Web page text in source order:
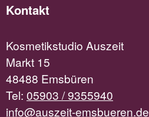
Kontakt
Kosmetikstudio Auszeit
Markt 15
48488 Emsbüren
Tel: 05903 / 9355940
info@auszeit-emsbueren.de